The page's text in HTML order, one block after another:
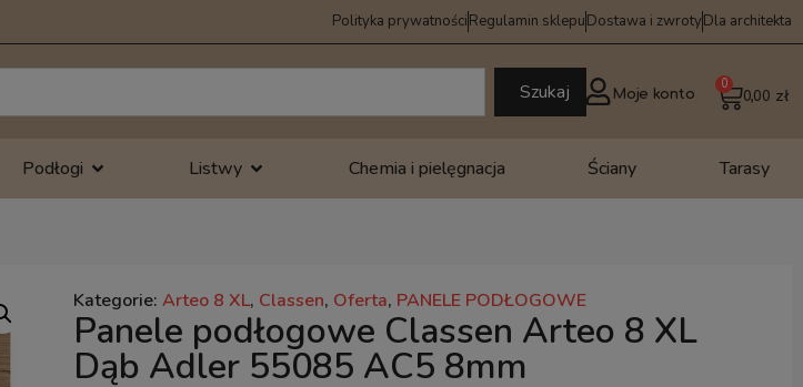
Polityka prywatnościRegulamin sklepuDostawa i zwrotyDla architekta
Szukaj Moje konto 0,00 zł
0
Podłogi Listwy Chemia i pielęgnacja Ściany Tarasy
Kategorie: Arteo 8 XL, Classen, Oferta, PANELE PODŁOGOWE
Panele podłogowe Classen Arteo 8 XL
Dąb Adler 55085 AC5 8mm